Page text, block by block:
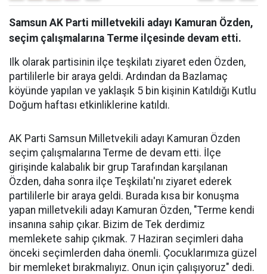
Samsun AK Parti milletvekili adayı Kamuran Özden,
seçim çalışmalarına Terme ilçesinde devam etti.
Ilk olarak partisinin ilçe teşkilatı ziyaret eden Özden,
partililerle bir araya geldi. Ardından da Bazlamaç
köyünde yapılan ve yaklaşık 5 bin kişinin Katıldığı Kutlu
Doğum haftası etkinliklerine katıldı.
AK Parti Samsun Milletvekili adayı Kamuran Özden
seçim çalışmalarına Terme de devam etti. İlçe
girişinde kalabalık bir grup Tarafından karşılanan
Özden, daha sonra ilçe Teşkilatı'nı ziyaret ederek
partililerle bir araya geldi. Burada kısa bir konuşma
yapan milletvekili adayı Kamuran Özden, "Terme kendi
insanına sahip çıkar. Bizim de Tek derdimiz
memlekete sahip çıkmak. 7 Haziran seçimleri daha
önceki seçimlerden daha önemli. Çocuklarımıza güzel
bir memleket bırakmalıyız. Onun için çalışıyoruz" dedi.